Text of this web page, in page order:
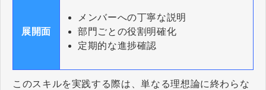
展開面
メンバーへの丁寧な説明
部門ごとの役割明確化
定期的な進捗確認
このスキルを実践する際は、単なる理想論に終わらな